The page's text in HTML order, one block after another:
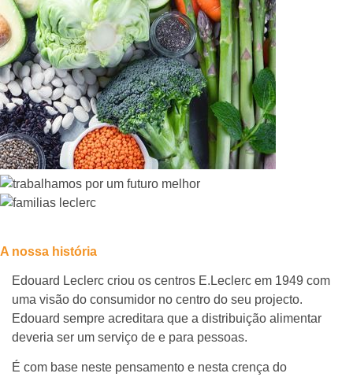
A nossa história
Edouard Leclerc criou os centros E.Leclerc em 1949 com
uma visão do consumidor no centro do seu projecto.
Edouard sempre acreditara que a distribuição alimentar
deveria ser um serviço de e para pessoas.
É com base neste pensamento e nesta crença do